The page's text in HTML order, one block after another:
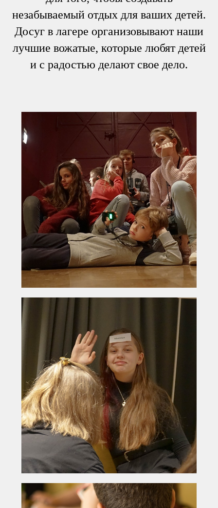
незабываемый отдых для ваших детей.
Досуг в лагере организовывают наши
лучшие вожатые, которые любят детей
и с радостью делают свое дело.